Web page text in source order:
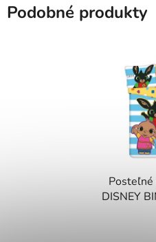
Podobné produkty
DISNEY